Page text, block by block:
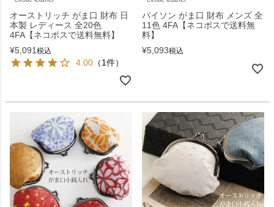
オーストリッチ がま口 財布 日
本製 レディース 全20色
4FA【ネコポスで送料無料】
¥5,091 税込
4.00 （1件）
パイソン がま口 財布 メンズ 全
11色 4FA【ネコポスで送料無
料】
¥5,093税込